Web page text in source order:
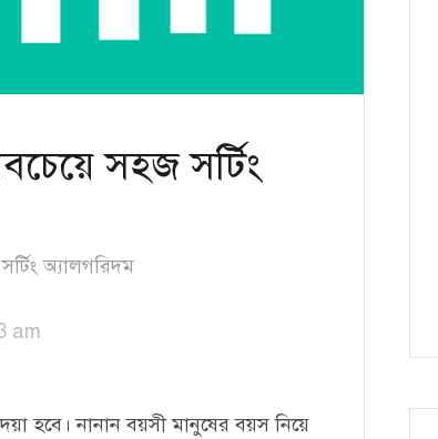
সহজ সর্টিং
সর্টিং অ্যালগরিদম
am
হবে। নানান বয়সী মানুষের বয়স নিয়ে